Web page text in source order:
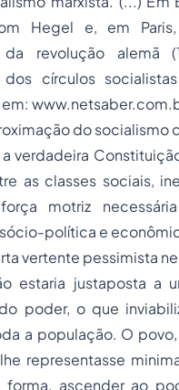
Hegel e, em Paris,
da revolução alemã
dos círculos
do socialismo
a verdadeira
as classes sociais,
motriz
política e
vertente pessimista
estaria justaposta a
poder, o que
a população. O
representasse
forma, ascender ao